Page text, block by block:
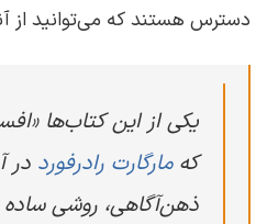
دسترس هستند که می‌توانید از
یکی از این کتاب‌ها
کهمارگارت رادرفورد در
ذهن‌آگاهی، روشی